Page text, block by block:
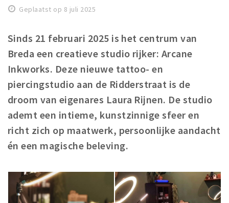
Winkelgebieden
Parkeren
Bezienswaardigheden
Musea, theaters & podia
Uitjes & activiteiten
Toeristische routes
Natuurgebieden
Sport
Geplaatst op 8 juli 2025
Sinds 21 februari 2025 is het centrum van
Breda een creatieve studio rijker: Arcane
Inkworks. Deze nieuwe tattoo- en
piercingstudio aan de Ridderstraat is de
droom van eigenares Laura Rijnen. De studio
ademt een intieme, kunstzinnige sfeer en
richt zich op maatwerk, persoonlijke aandacht
én een magische beleving.